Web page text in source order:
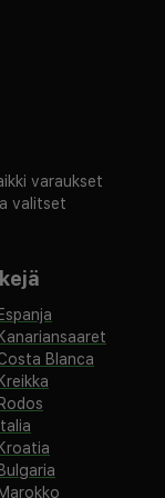
varaukset
valitset
Espanja
Kanariansaaret
Blanca
Kreikka
Rodos
Italia
Kroatia
Bulgaria
Marokko